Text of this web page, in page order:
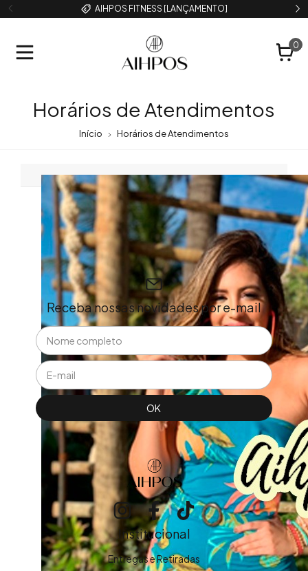
AIHPOS FITNESS [LANÇAMENTO]
0
Horários de Atendimentos
Início Horários de Atendimentos
Receba nossas novidades por e-mail
Institucional
Entregas e Retiradas